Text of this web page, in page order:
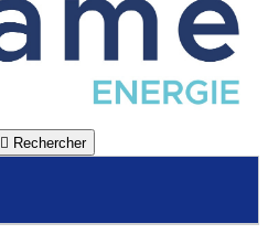
 Rechercher